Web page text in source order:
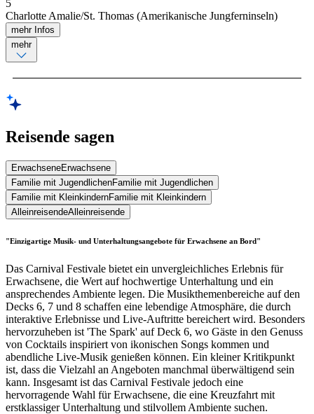
5
Charlotte Amalie/St. Thomas (Amerikanische Jungferninseln)
mehr Infos
mehr
Reisende sagen
ErwachseneErwachsene
Familie mit JugendlichenFamilie mit Jugendlichen
Familie mit KleinkindernFamilie mit Kleinkindern
AlleinreisendeAlleinreisende
"Einzigartige Musik- und Unterhaltungsangebote für Erwachsene an Bord"
Das Carnival Festivale bietet ein unvergleichliches Erlebnis für
Erwachsene, die Wert auf hochwertige Unterhaltung und ein
ansprechendes Ambiente legen. Die Musikthemenbereiche auf den
Decks 6, 7 und 8 schaffen eine lebendige Atmosphäre, die durch
interaktive Erlebnisse und Live-Auftritte bereichert wird. Besonders
hervorzuheben ist 'The Spark' auf Deck 6, wo Gäste in den Genuss
von Cocktails inspiriert von ikonischen Songs kommen und
abendliche Live-Musik genießen können. Ein kleiner Kritikpunkt
ist, dass die Vielzahl an Angeboten manchmal überwältigend sein
kann. Insgesamt ist das Carnival Festivale jedoch eine
hervorragende Wahl für Erwachsene, die eine Kreuzfahrt mit
erstklassiger Unterhaltung und stilvollem Ambiente suchen.